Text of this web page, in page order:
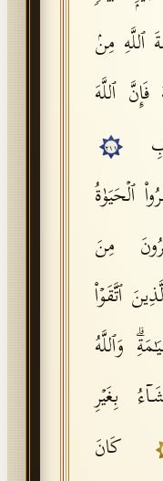
API Documentation
Tajweed Guide
Font Edition Tester
ٱللَّهِ مِنۢ
ٱللَّهَ
٢١١
ٱلۡحَیَوٰةُ
مِنَ
ٱتَّقَوۡا۟
وَٱللَّهُ
بِغَیۡرِ
كَانَ